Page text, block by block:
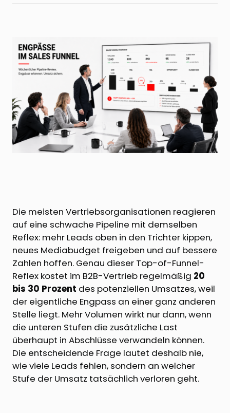
Die meisten Vertriebsorganisationen reagieren
auf eine schwache Pipeline mit demselben
Reflex: mehr Leads oben in den Trichter kippen,
neues Mediabudget freigeben und auf bessere
Zahlen hoffen. Genau dieser Top-of-Funnel-
Reflex kostet im B2B-Vertrieb regelmäßig 20
bis 30 Prozent des potenziellen Umsatzes, weil
der eigentliche Engpass an einer ganz anderen
Stelle liegt. Mehr Volumen wirkt nur dann, wenn
die unteren Stufen die zusätzliche Last
überhaupt in Abschlüsse verwandeln können.
Die entscheidende Frage lautet deshalb nie,
wie viele Leads fehlen, sondern an welcher
Stufe der Umsatz tatsächlich verloren geht.